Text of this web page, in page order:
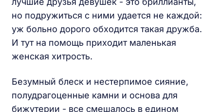
но подружиться с ними удается не каждой:
уж больно дорого обходится такая дружба.
И тут на помощь приходит маленькая
женская хитрость.
Безумный блеск и нестерпимое сияние,
полудрагоценные камни и основа для
бижутерии - все смешалось в едином